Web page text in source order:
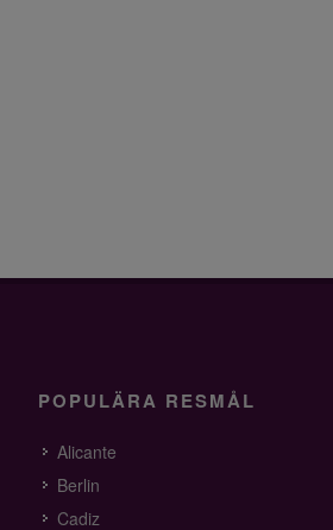
POPULÄRA RESMÅL
Alicante
Berlin
Cadiz